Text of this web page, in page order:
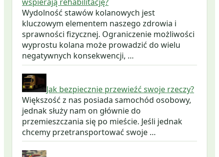
wspierają rehabilitację?
Wydolność stawów kolanowych jest
kluczowym elementem naszego zdrowia i
sprawności fizycznej. Ograniczenie możliwości
wyprostu kolana może prowadzić do wielu
negatywnych konsekwencji, …
Jak bezpiecznie przewieźć swoje rzeczy?
Większość z nas posiada samochód osobowy,
jednak służy nam on głównie do
przemieszczania się po mieście. Jeśli jednak
chcemy przetransportować swoje …